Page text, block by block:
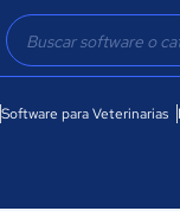
Software para Veterinarias